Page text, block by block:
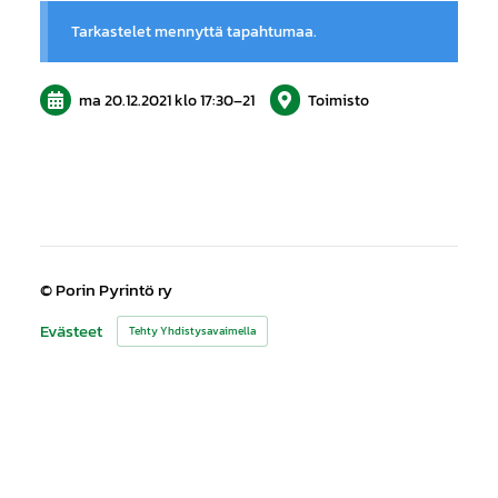
Tarkastelet mennyttä tapahtumaa.
ma 20.12.2021klo 17:30–21 Toimisto
©Porin Pyrintö ry
Evästeet
Tehty Yhdistysavaimella